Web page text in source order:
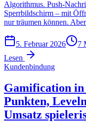
Algorithmus. Push-
Sperrbildschirm – mit
nur träumen können.
5. Februar 2026 7
Lesen
Kundenbindung
Gamification
Punkten,
Umsatz